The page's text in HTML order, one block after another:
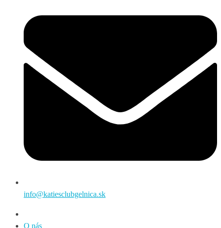
info@katiesclubgelnica.sk
O nás